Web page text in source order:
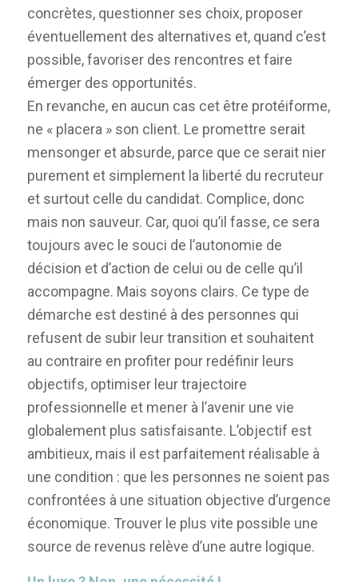
concrètes, questionner ses choix, proposer
éventuellement des alternatives et, quand c’est
possible, favoriser des rencontres et faire
émerger des opportunités.
En revanche, en aucun cas cet être protéiforme,
ne « placera » son client. Le promettre serait
mensonger et absurde, parce que ce serait nier
purement et simplement la liberté du recruteur
et surtout celle du candidat. Complice, donc
mais non sauveur. Car, quoi qu’il fasse, ce sera
toujours avec le souci de l’autonomie de
décision et d’action de celui ou de celle qu’il
accompagne. Mais soyons clairs. Ce type de
démarche est destiné à des personnes qui
refusent de subir leur transition et souhaitent
au contraire en profiter pour redéfinir leurs
objectifs, optimiser leur trajectoire
professionnelle et mener à l’avenir une vie
globalement plus satisfaisante. L’objectif est
ambitieux, mais il est parfaitement réalisable à
une condition : que les personnes ne soient pas
confrontées à une situation objective d’urgence
économique. Trouver le plus vite possible une
source de revenus relève d’une autre logique.